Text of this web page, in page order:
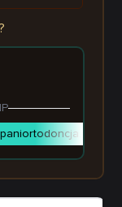
paniortodoncja.pl